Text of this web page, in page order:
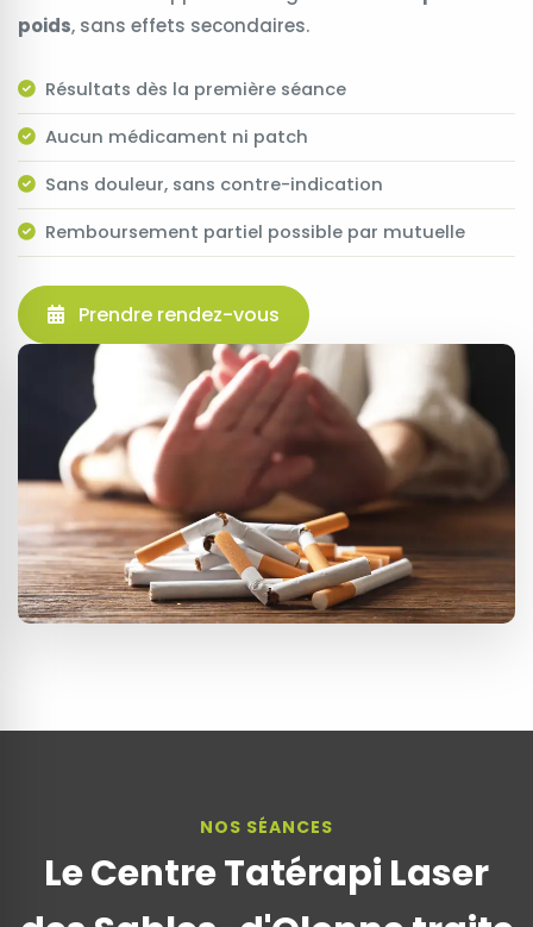
poids, sans effets secondaires.
Résultats dès la première séance
Aucun médicament ni patch
Sans douleur, sans contre-indication
Remboursement partiel possible par mutuelle
Prendre rendez-vous
NOS SÉANCES
Le Centre Tatérapi Laser